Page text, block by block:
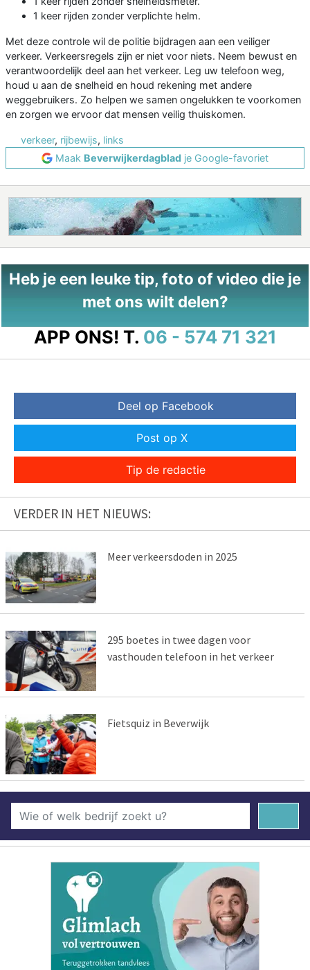
1 keer rijden zonder verplichte helm.
Met deze controle wil de politie bijdragen aan een veiliger
verkeer. Verkeersregels zijn er niet voor niets. Neem bewust en
verantwoordelijk deel aan het verkeer. Leg uw telefoon weg,
houd u aan de snelheid en houd rekening met andere
weggebruikers. Zo helpen we samen ongelukken te voorkomen
en zorgen we ervoor dat mensen veilig thuiskomen.
verkeer, rijbewijs, links
Maak Beverwijkerdagblad je Google-favoriet
Heb je een leuke tip, foto of video die je
met ons wilt delen?
APP ONS! T. 06 - 574 71 321
Deel op Facebook
Post op X
Tip de redactie
VERDER IN HET NIEUWS:
Meer verkeersdoden in 2025
295 boetes in twee dagen voor
vasthouden telefoon in het verkeer
Fietsquiz in Beverwijk